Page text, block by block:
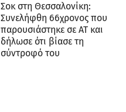
Σοκ στη Θεσσαλονίκη:
Συνελήφθη 66χρονος που
παρουσιάστηκε σε ΑΤ και
δήλωσε ότι βίασε τη
σύντροφό του